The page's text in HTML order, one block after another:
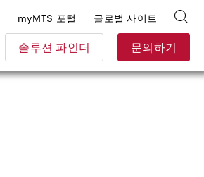
솔루션 파인더 문의하기
myMTS 포털 글로벌 사이트